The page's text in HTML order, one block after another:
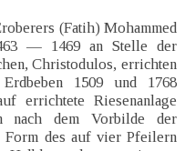
(Fatih) Mohammed
— 1469 an Stelle der
Christodulos, errichten
1509 und 1768
errichtete Riesenanlage
nach dem Vorbilde der
des auf vier Pfeilern